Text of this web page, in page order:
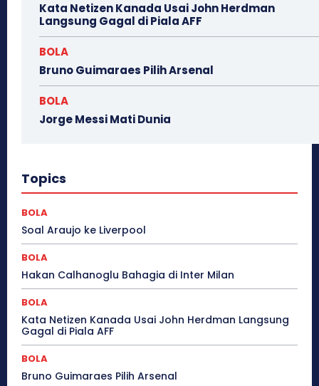
Kata Netizen Kanada Usai John Herdman
Langsung Gagal di Piala AFF
BOLA
Bruno Guimaraes Pilih Arsenal
BOLA
Jorge Messi Mati Dunia
Topics
BOLA
Soal Araujo ke Liverpool
BOLA
Hakan Calhanoglu Bahagia di Inter Milan
BOLA
Kata Netizen Kanada Usai John Herdman Langsung
Gagal di Piala AFF
BOLA
Bruno Guimaraes Pilih Arsenal